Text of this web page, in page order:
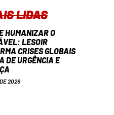
LIDAS
HUMANIZAR O
LESOIR
CRISES GLOBAIS
DE URGÊNCIA E
2026